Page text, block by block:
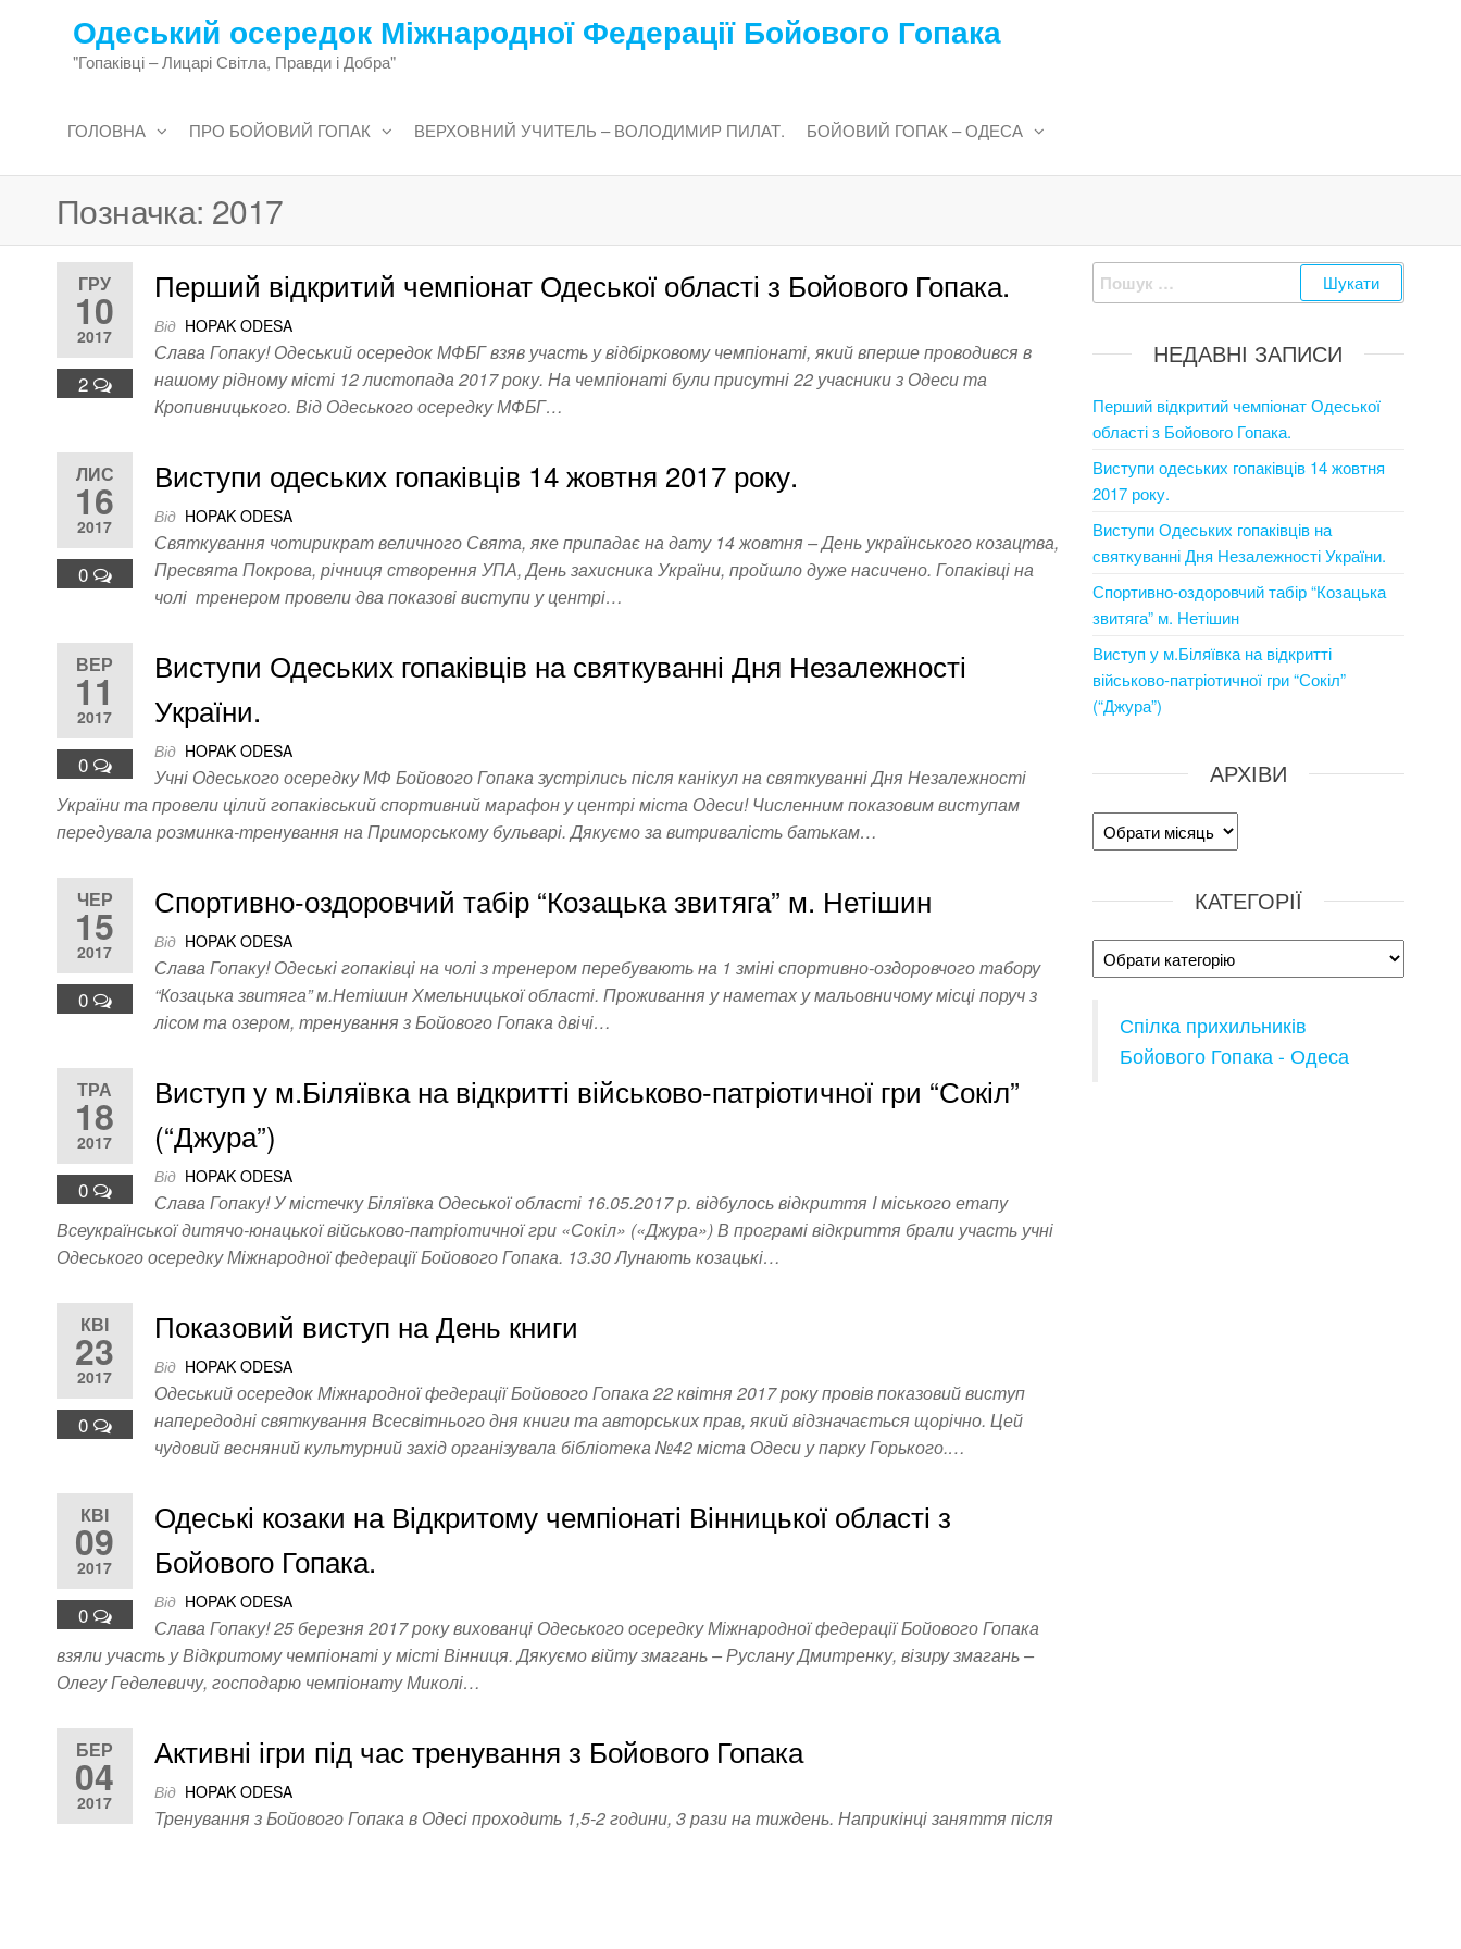
Одеський осередок Міжнародної Федерації Бойового Гопака
"Гопаківці – Лицарі Світла, Правди і Добра"
ГОЛОВНА ПРО БОЙОВИЙ ГОПАК ВЕРХОВНИЙ УЧИТЕЛЬ – ВОЛОДИМИР ПИЛАТ. БОЙОВИЙ ГОПАК – ОДЕСА
Позначка: 2017
ГРУ
10
2017
2
Перший відкритий чемпіонат Одеської області з Бойового Гопака.
Від HOPAK ODESA
Слава Гопаку! Одеський осередок МФБГ взяв участь у відбірковому чемпіонаті, який вперше проводився в
нашому рідному місті 12 листопада 2017 року. На чемпіонаті були присутні 22 учасники з Одеси та
Кропивницького. Від Одеського осередку МФБГ…
ЛИС
16
2017
0
Виступи одеських гопаківців 14 жовтня 2017 року.
Від HOPAK ODESA
Святкування чотирикрат величного Свята, яке припадає на дату 14 жовтня – День українського козацтва,
Пресвята Покрова, річниця створення УПА, День захисника України, пройшло дуже насичено. Гопаківці на
чолі тренером провели два показові виступи у центрі…
ВЕР
11
2017
0
Виступи Одеських гопаківців на святкуванні Дня Незалежності
України.
Від HOPAK ODESA
Учні Одеського осередку МФ Бойового Гопака зустрілись після канікул на святкуванні Дня Незалежності
України та провели цілий гопаківський спортивний марафон у центрі міста Одеси! Численним показовим виступам
передувала розминка-тренування на Приморському бульварі. Дякуємо за витривалість батькам…
ЧЕР
15
2017
0
Спортивно-оздоровчий табір “Козацька звитяга” м. Нетішин
Від HOPAK ODESA
Слава Гопаку! Одеські гопаківці на чолі з тренером перебувають на 1 зміні спортивно-оздоровчого табору
“Козацька звитяга” м.Нетішин Хмельницької області. Проживання у наметах у мальовничому місці поруч з
лісом та озером, тренування з Бойового Гопака двічі…
ТРА
18
2017
0
Виступ у м.Біляївка на відкритті військово-патріотичної гри “Сокіл”
(“Джура”)
Від HOPAK ODESA
Слава Гопаку! У містечку Біляївка Одеської області 16.05.2017 р. відбулось відкриття I міського етапу
Всеукраїнської дитячо-юнацької військово-патріотичної гри «Сокіл» («Джура») В програмі відкриття брали участь учні
Одеського осередку Міжнародної федерації Бойового Гопака. 13.30 Лунають козацькі…
КВІ
23
2017
0
Показовий виступ на День книги
Від HOPAK ODESA
Одеський осередок Міжнародної федерації Бойового Гопака 22 квітня 2017 року провів показовий виступ
напередодні святкування Всесвітнього дня книги та авторських прав, який відзначається щорічно. Цей
чудовий весняний культурний захід організувала бібліотека №42 міста Одеси у парку Горького.…
КВІ
09
2017
0
Одеські козаки на Відкритому чемпіонаті Вінницької області з
Бойового Гопака.
Від HOPAK ODESA
Слава Гопаку! 25 березня 2017 року вихованці Одеського осередку Міжнародної федерації Бойового Гопака
взяли участь у Відкритому чемпіонаті у місті Вінниця. Дякуємо війту змагань – Руслану Дмитренку, візиру змагань –
Олегу Геделевичу, господарю чемпіонату Миколі…
БЕР
04
2017
Активні ігри під час тренування з Бойового Гопака
Від HOPAK ODESA
Тренування з Бойового Гопака в Одесі проходить 1,5-2 години, 3 рази на тиждень. Наприкінці заняття після
Пошук:
НЕДАВНІ ЗАПИСИ
Перший відкритий чемпіонат Одеської
області з Бойового Гопака.
Виступи одеських гопаківців 14 жовтня
2017 року.
Виступи Одеських гопаківців на
святкуванні Дня Незалежності України.
Спортивно-оздоровчий табір “Козацька
звитяга” м. Нетішин
Виступ у м.Біляївка на відкритті
військово-патріотичної гри “Сокіл”
(“Джура”)
АРХІВИ
Архіви
КАТЕГОРІЇ
Категорії
Спілка прихильників
Бойового Гопака - Одеса